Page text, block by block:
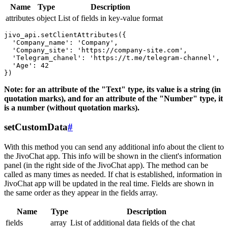
Name Type
Description
attributes object List of fields in key-value format
jivo_api.setClientAttributes({
  'Company_name': 'Company',
  'Company_site': 'https://company-site.com',
  'Telegram_chanel': 'https://t.me/telegram-channel',
  'Age': 42
Note: for an attribute of the "Text" type, its value is a string (in
quotation marks), and for an attribute of the "Number" type, it
is a number (without quotation marks).
setCustomData#
With this method you can send any additional info about the client to
the JivoChat app. This info will be shown in the client's information
panel (in the right side of the JivoChat app). The method can be
called as many times as needed. If chat is established, information in
JivoChat app will be updated in the real time. Fields are shown in
the same order as they appear in the fields array.
Name Type
Description
fields
array List of additional data fields of the chat